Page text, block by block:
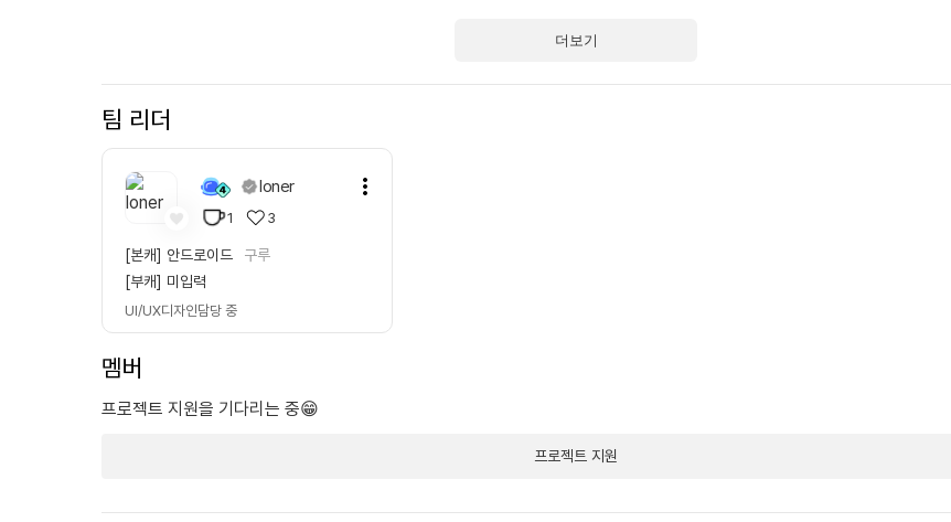
더보기
팀 리더
loner
1 3
[본캐] 안드로이드
구루
[부캐] 미입력
UI/UX디자인담당 중
멤버
프로젝트 지원을 기다리는 중😁
프로젝트 지원